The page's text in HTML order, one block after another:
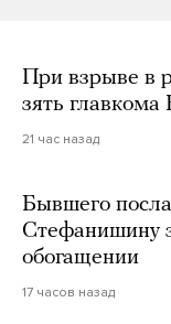
При взрыве в
зять
21 час назад
Бывшего
Стефанишину
обогащении
17 часов назад